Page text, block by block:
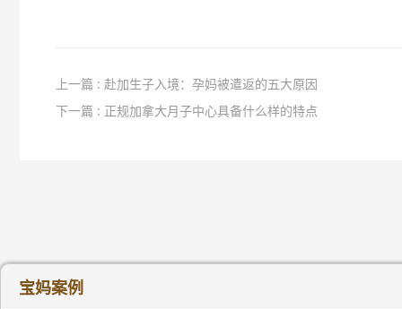
上一篇 : 赴加生子入境：孕妈被遣返的五大原因
下一篇 : 正规加拿大月子中心具备什么样的特点
宝妈案例